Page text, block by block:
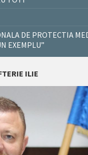
DE PROTECTIA
EXEMPLU”
ILIE